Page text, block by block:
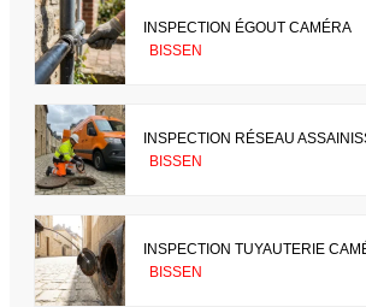
INSPECTION ÉGOUT CAMÉRA
BISSEN
INSPECTION RÉSEAU
BISSEN
INSPECTION TUYAUTERIE
BISSEN